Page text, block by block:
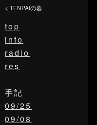
< TENPAIの墓
top
info
radio
res
手記
09/25
09/08